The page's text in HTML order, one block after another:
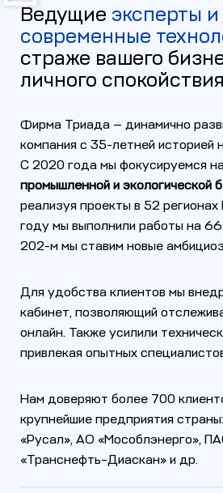
Ведущие эксперты и
современные
страже вашего
личного
Фирма Триада — динамично
компания с 35-летней историей
С 2020 года мы фокусируемся
промышленной и экологической
реализуя проекты в 52
году мы выполнили работы на
202-м мы ставим новые
Для удобства клиентов мы
кабинет, позволяющий
онлайн. Также усилили
привлекая опытных
Нам доверяют более 700
крупнейшие предприятия
«Русал», АО «Мособлэнерго»,
«Транснефть–Диаскан» и др.